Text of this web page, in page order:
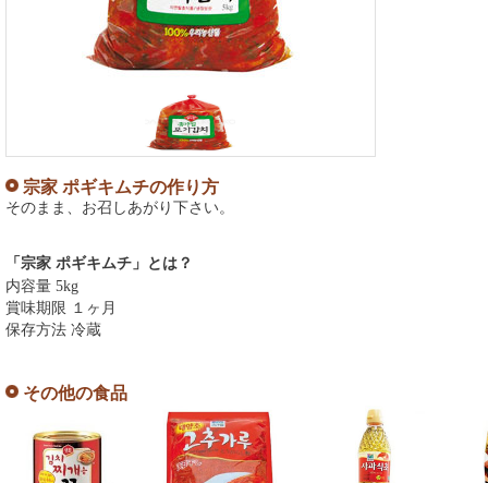
宗家 ポギキムチの作り方
そのまま、お召しあがり下さい。
「宗家 ポギキムチ」とは？
内容量 5kg
賞味期限 １ヶ月
保存方法 冷蔵
その他の食品